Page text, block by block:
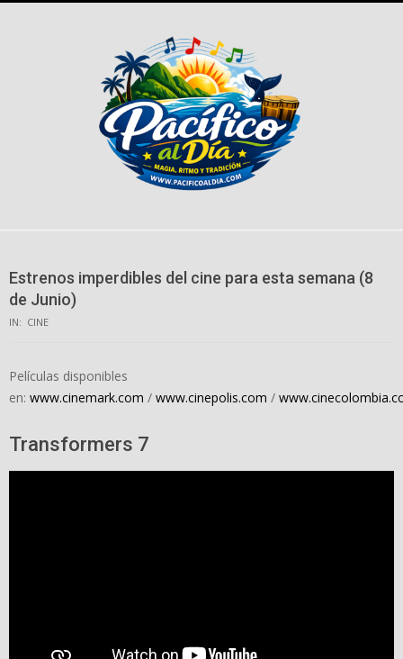
Estrenos imperdibles del cine para esta semana (8
de Junio)
IN: CINE
Películas disponibles
en: www.cinemark.com / www.cinepolis.com /
Transformers 7